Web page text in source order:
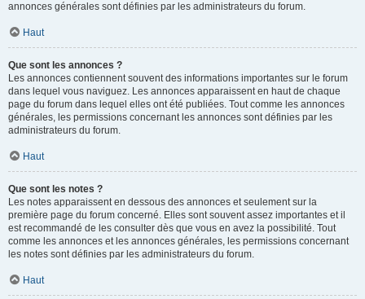
annonces générales sont définies par les administrateurs du forum.
Haut
Que sont les annonces ?
Les annonces contiennent souvent des informations importantes sur le forum
dans lequel vous naviguez. Les annonces apparaissent en haut de chaque
page du forum dans lequel elles ont été publiées. Tout comme les annonces
générales, les permissions concernant les annonces sont définies par les
administrateurs du forum.
Haut
Que sont les notes ?
Les notes apparaissent en dessous des annonces et seulement sur la
première page du forum concerné. Elles sont souvent assez importantes et il
est recommandé de les consulter dès que vous en avez la possibilité. Tout
comme les annonces et les annonces générales, les permissions concernant
les notes sont définies par les administrateurs du forum.
Haut